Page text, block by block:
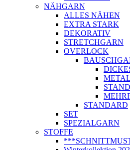
NÄHGARN
ALLES NÄHEN
EXTRA STARK
DEKORATIV
STRETCHGARN
OVERLOCK
STANDARD
SET
SPEZIALGARN
STOFFE